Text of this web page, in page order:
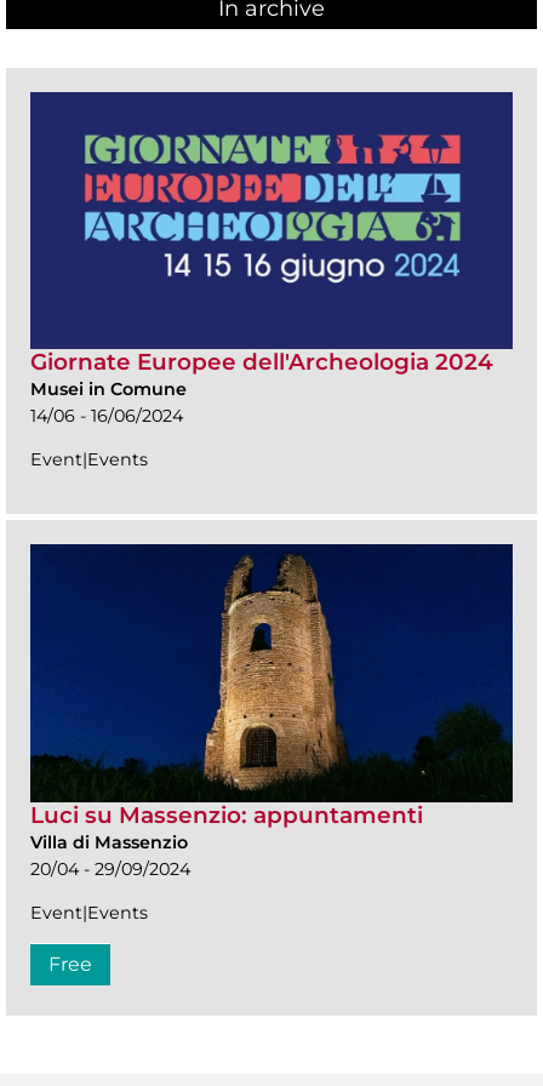
In archive
Giornate Europee dell'Archeologia 2024
Musei in Comune
14/06 - 16/06/2024
Event|Events
Luci su Massenzio: appuntamenti
Villa di Massenzio
20/04 - 29/09/2024
Event|Events
Free